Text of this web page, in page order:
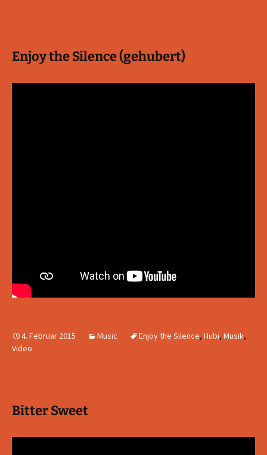
Enjoy the Silence (gehubert)
4. Februar 2015 Music Enjoy the Silence, Hubi, Musik,
Video
Bitter Sweet